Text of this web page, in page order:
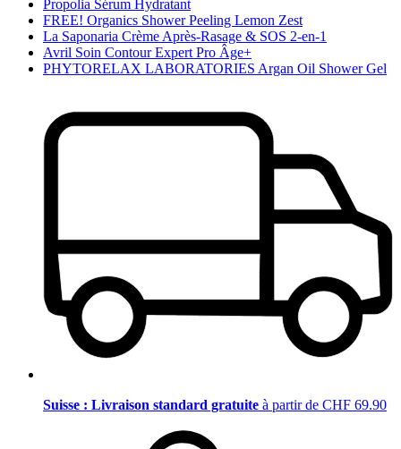
Propolia Sérum Hydratant
FREE! Organics Shower Peeling Lemon Zest
La Saponaria Crème Après-Rasage & SOS 2-en-1
Avril Soin Contour Expert Pro Âge+
PHYTORELAX LABORATORIES Argan Oil Shower Gel
Suisse : Livraison standard gratuite à partir de CHF 69.90